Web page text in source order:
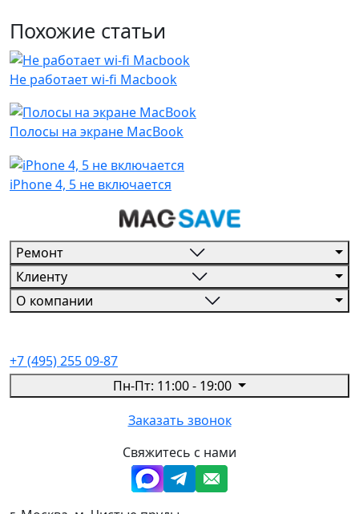
Похожие статьи
Не работает wi-fi Macbook
Полосы на экране MacBook
iPhone 4, 5 не включается
Ремонт
Клиенту
О компании
+7 (495) 255 09-87
Пн-Пт: 11:00 - 19:00
Заказать звонок
Свяжитесь с нами